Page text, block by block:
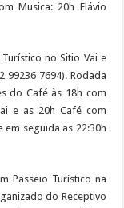
Musica: 20h Flávio
no Sitio Vai e
99236 7694). Rodada
do Café às 18h com
e as 20h Café com
em seguida as 22:30h
Passeio Turístico na
do Receptivo